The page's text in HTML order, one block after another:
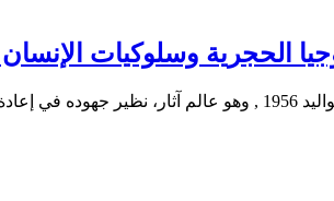
الحجرية وسلوكيات الإنسان